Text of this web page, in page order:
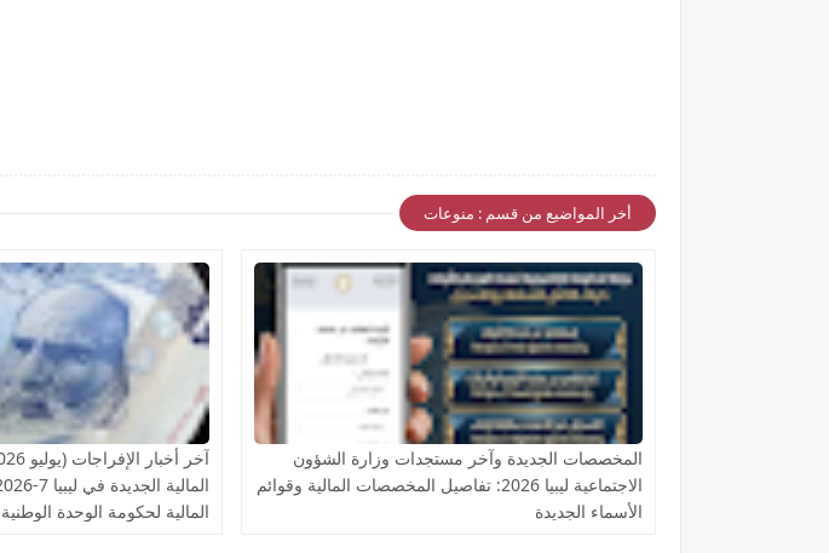
أخر المواضيع من قسم : منوعات
المخصصات الجديدة وآخر مستجدات وزارة الشؤون
الاجتماعية ليبيا 2026: تفاصيل المخصصات المالية وقوائم
الأسماء الجديدة
المالية لحكومة الوحدة الوطنية